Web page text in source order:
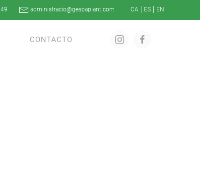
administracio@gespaplant.com
CONTACTO